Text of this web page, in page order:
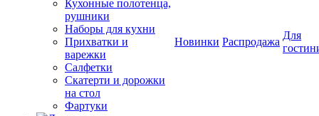
Кухонные полотенца,
рушники
Наборы для кухни
Прихватки и
варежки
Салфетки
Скатерти и дорожки
на стол
Фартуки
Новинки Распродажа
Для